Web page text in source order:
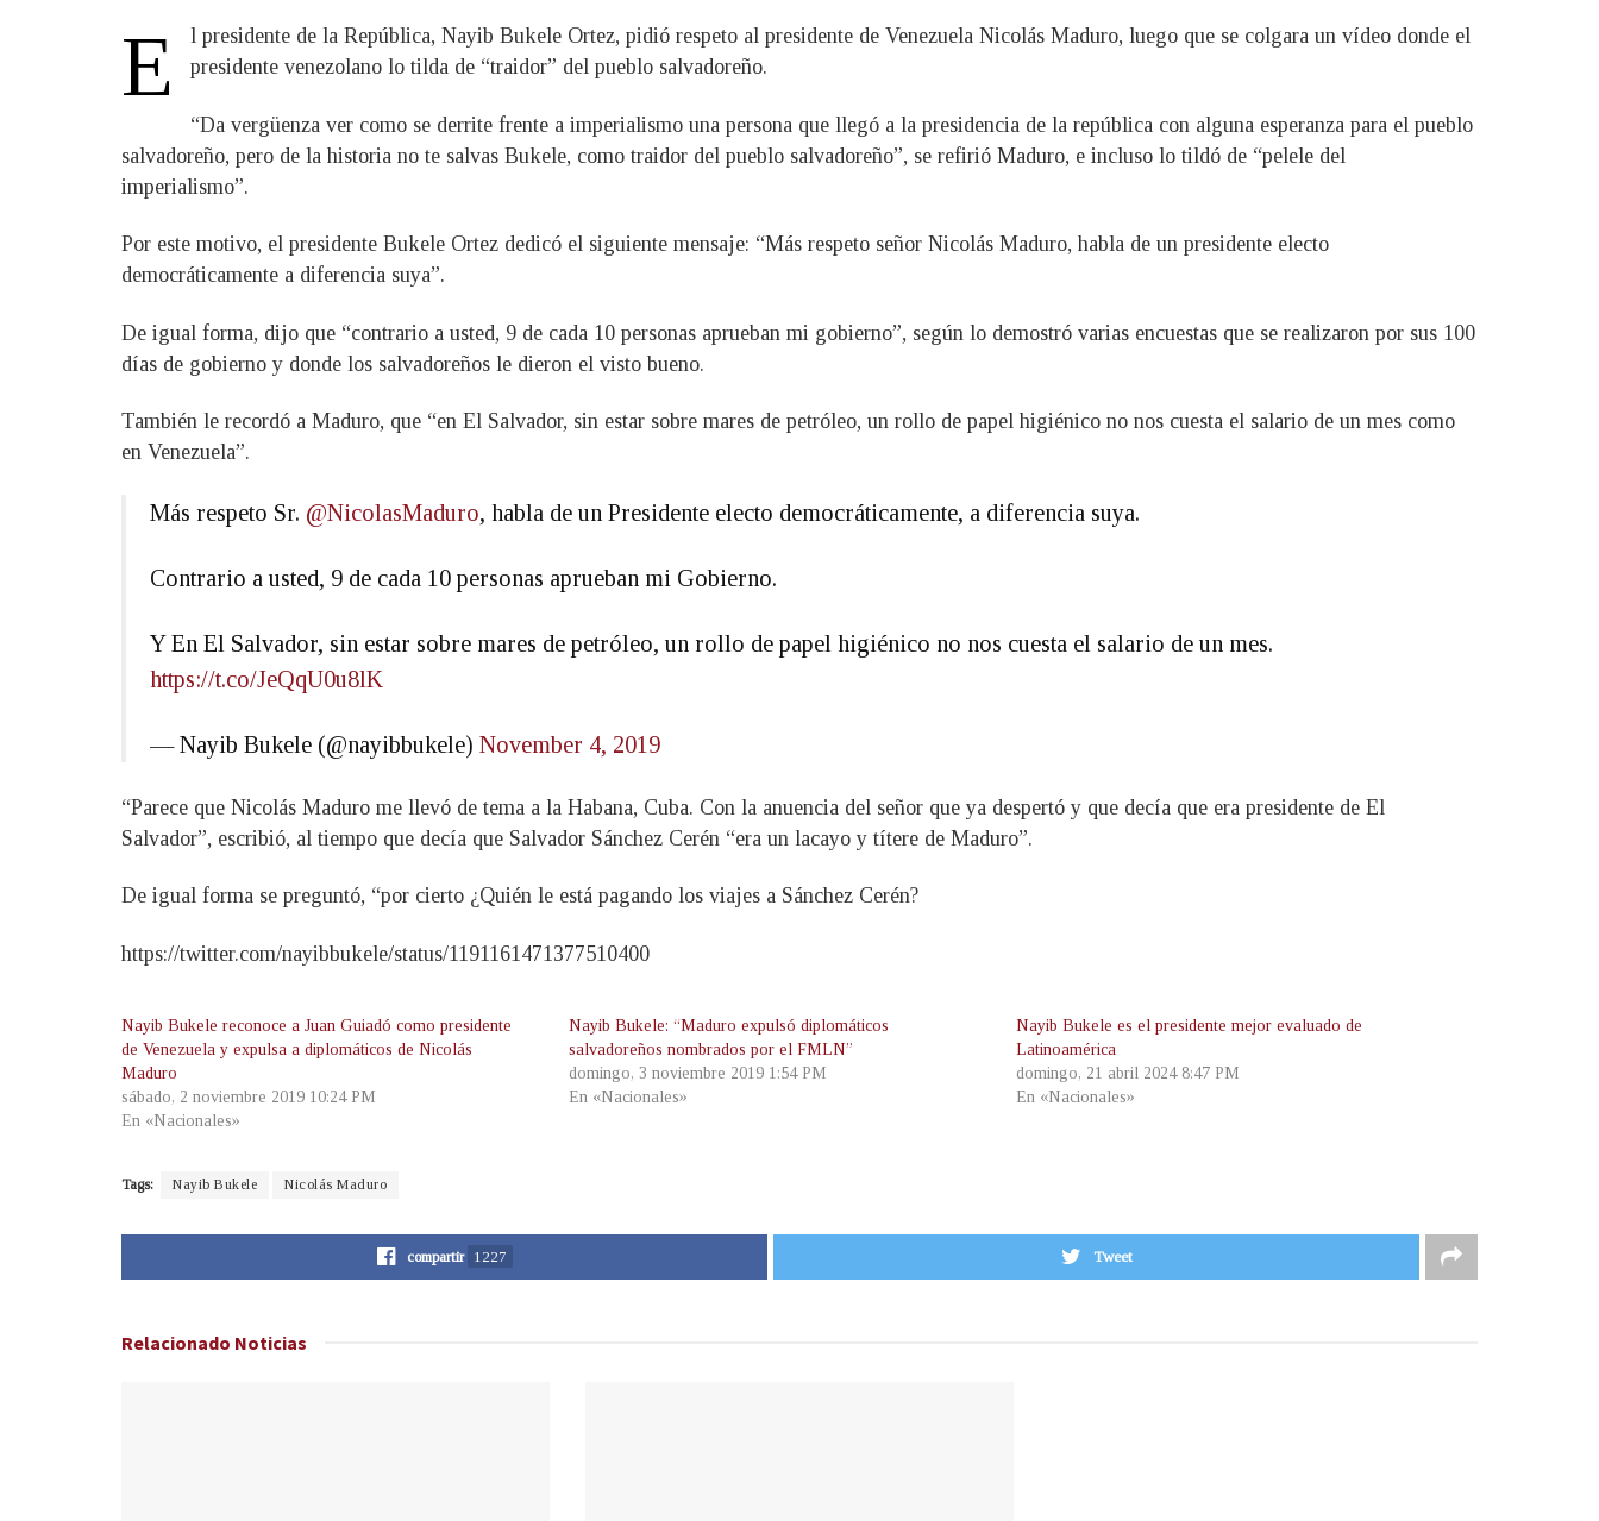
E
l presidente de la República, Nayib Bukele Ortez, pidió respeto al presidente de Venezuela Nicolás Maduro, luego que se colgara un vídeo donde el
presidente venezolano lo tilda de “traidor” del pueblo salvadoreño.
“Da vergüenza ver como se derrite frente a imperialismo una persona que llegó a la presidencia de la república con alguna esperanza para el pueblo
salvadoreño, pero de la historia no te salvas Bukele, como traidor del pueblo salvadoreño”, se refirió Maduro, e incluso lo tildó de “pelele del
imperialismo”.
Por este motivo, el presidente Bukele Ortez dedicó el siguiente mensaje: “Más respeto señor Nicolás Maduro, habla de un presidente electo
democráticamente a diferencia suya”.
De igual forma, dijo que “contrario a usted, 9 de cada 10 personas aprueban mi gobierno”, según lo demostró varias encuestas que se realizaron por sus 100
días de gobierno y donde los salvadoreños le dieron el visto bueno.
También le recordó a Maduro, que “en El Salvador, sin estar sobre mares de petróleo, un rollo de papel higiénico no nos cuesta el salario de un mes como
en Venezuela”.
Más respeto Sr. @NicolasMaduro, habla de un Presidente electo democráticamente, a diferencia suya.
Contrario a usted, 9 de cada 10 personas aprueban mi Gobierno.
Y En El Salvador, sin estar sobre mares de petróleo, un rollo de papel higiénico no nos cuesta el salario de un mes.
https://t.co/JeQqU0u8lK
— Nayib Bukele (@nayibbukele) November 4, 2019
“Parece que Nicolás Maduro me llevó de tema a la Habana, Cuba. Con la anuencia del señor que ya despertó y que decía que era presidente de El
Salvador”, escribió, al tiempo que decía que Salvador Sánchez Cerén “era un lacayo y títere de Maduro”.
De igual forma se preguntó, “por cierto ¿Quién le está pagando los viajes a Sánchez Cerén?
https://twitter.com/nayibbukele/status/1191161471377510400
Nayib Bukele reconoce a Juan Guiadó como presidente
de Venezuela y expulsa a diplomáticos de Nicolás
Maduro
sábado, 2 noviembre 2019 10:24 PM
En «Nacionales»
Nayib Bukele: “Maduro expulsó diplomáticos
salvadoreños nombrados por el FMLN”
domingo, 3 noviembre 2019 1:54 PM
En «Nacionales»
Nayib Bukele es el presidente mejor evaluado de
Latinoamérica
domingo, 21 abril 2024 8:47 PM
En «Nacionales»
Tags: Nayib Bukele Nicolás Maduro
compartir 1227 Tweet
Relacionado Noticias